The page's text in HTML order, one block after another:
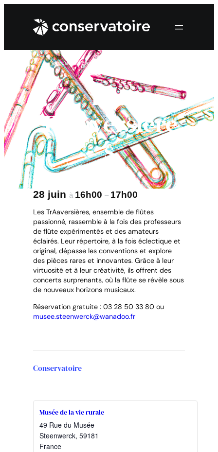
Accueil→Évènements
Les
TrAaversière
s
28 juin à 16h00 – 17h00
Les TrAaversières, ensemble de flûtes
passionné, rassemble à la fois des professeurs
de flûte expérimentés et des amateurs
éclairés. Leur répertoire, à la fois éclectique et
original, dépasse les conventions et explore
des pièces rares et innovantes. Grâce à leur
virtuosité et à leur créativité, ils offrent des
concerts surprenants, où la flûte se révèle sous
de nouveaux horizons musicaux.
Réservation gratuite : 03 28 50 33 80 ou
musee.steenwerck@wanadoo.fr
Conservatoire
Musée de la vie rurale
49 Rue du Musée
Steenwerck, 59181
France